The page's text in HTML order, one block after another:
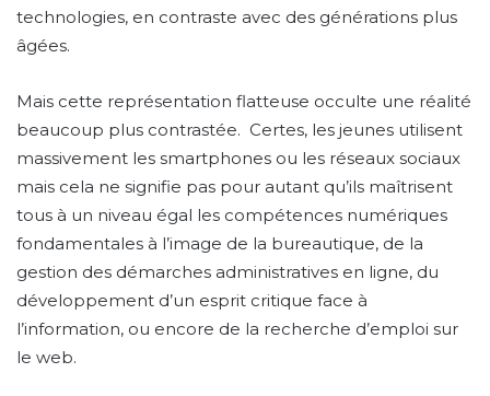
technologies, en contraste avec des générations plus
âgées.
Mais cette représentation flatteuse occulte une réalité
beaucoup plus contrastée. Certes, les jeunes utilisent
massivement les smartphones ou les réseaux sociaux
mais cela ne signifie pas pour autant qu’ils maîtrisent
tous à un niveau égal les compétences numériques
fondamentales à l’image de la bureautique, de la
gestion des démarches administratives en ligne, du
développement d’un esprit critique face à
l’information, ou encore de la recherche d’emploi sur
le web.